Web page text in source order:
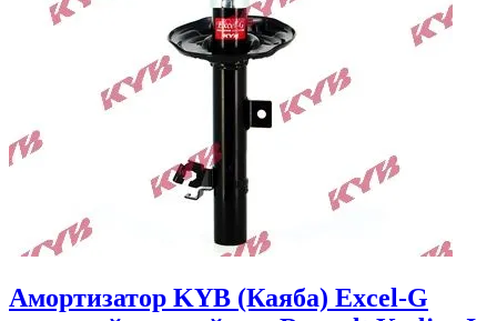
Амортизатор KYB (Каяба) Excel-G